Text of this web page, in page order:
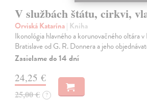
V službách štátu, cirkvi,
Orviská Katarína| Kniha
Ikonológia hlavného a korunovačného oltára
Bratislave od G. R. Donnera a jeho
Zasielame do 14 dní
24,25 €
25,00 € ?